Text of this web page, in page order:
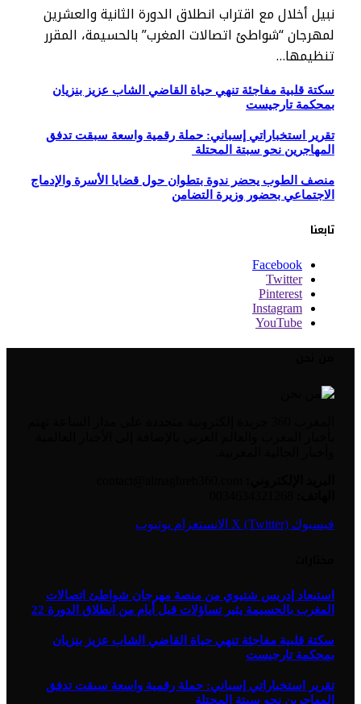
نبيل أخلال مع اقتراب انطلاق الدورة الثانية والعشرين
لمهرجان “شواطئ اتصالات المغرب” بالحسيمة، المقرر
تنظيمها…
سكتة قلبية مفاجئة تنهي حياة القاضي الشاب عزيز بنزيان
بمحكمة تارجيست
تقرير استخباراتي إسباني: حملة رقمية واسعة سبقت تدفق
المهاجرين نحو سبتة المحتلة
منصف الطوب يحضر ندوة بتطوان حول قضايا الأسرة والإدماج
الاجتماعي بحضور وزيرة التضامن
تابعنا
Facebook
Twitter
Pinterest
Instagram
YouTube
فيسبوك X (Twitter) الانستغرام يوتيوب
استبعاد إدريس شتيوي من منصة مهرجان شواطئ اتصالات
المغرب بالحسيمة يثير تساؤلات قبل أيام من انطلاق الدورة 22
سكتة قلبية مفاجئة تنهي حياة القاضي الشاب عزيز بنزيان
بمحكمة تارجيست
تقرير استخباراتي إسباني: حملة رقمية واسعة سبقت تدفق
المهاجرين نحو سبتة المحتلة